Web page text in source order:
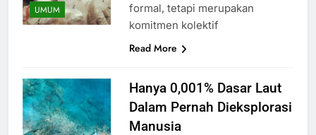
UMUM
formal, tetapi merupakan
komitmen kolektif
Read More
Hanya 0,001% Dasar Laut
Dalam Pernah Dieksplorasi
Manusia